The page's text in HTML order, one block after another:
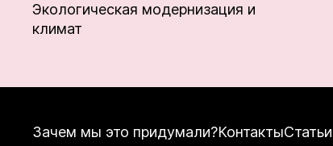
Экологическая модернизация и
климат
Зачем мы это придумали?КонтактыСтатьи